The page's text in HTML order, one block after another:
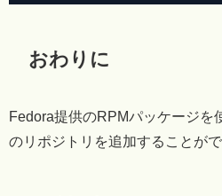
おわりに
Fedora提供のRPMパッケージを
のリポジトリを追加することがで